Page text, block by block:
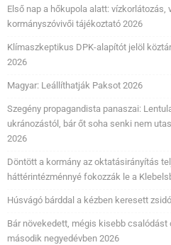
Első nap a hőkupola alatt: vízkorlátozás,
kormányszóvivői tájékoztató 2026
Klímaszkeptikus DPK-alapítót jelöl
2026
Magyar: Leállíthatják Paksot 2026
Szegény propagandista panaszai:
ukránozástól, bár őt soha senki nem
2026
Döntött a kormány az oktatásirányítás
háttérintézménnyé fokozzák le a
Húsvágó bárddal a kézben keresett
Bár növekedett, mégis kisebb
második negyedévben 2026